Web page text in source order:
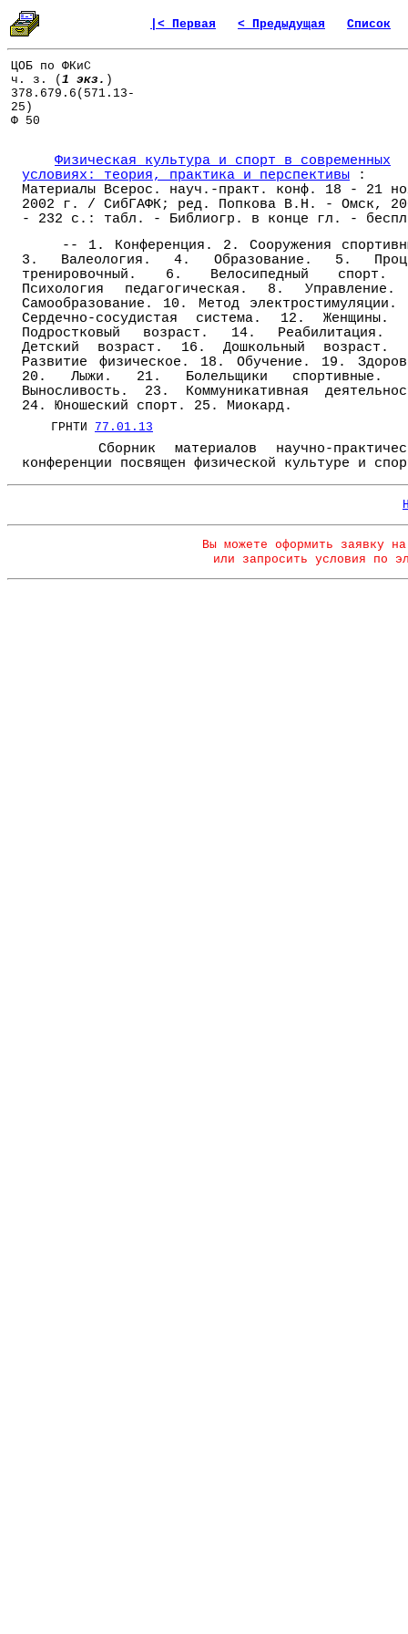
|< Первая < Предыдущая Список
ЦОБ по ФКиС
ч. з. ( 1 экз. )
378.679.6(571.13-
25)
Ф 50
Физическая культура и спорт в современных
условиях: теория, практика и перспективы :
Материалы Всерос. науч.-практ. конф. 18 - 21
2002 г. / СибГАФК; ред. Попкова В.Н. - Омск,
- 232 с.: табл. - Библиогр. в конце гл. -
-- 1. Конференция. 2. Сооружения
3. Валеология. 4. Образование. 5.
тренировочный. 6. Велосипедный
Психология педагогическая. 8.
Самообразование. 10. Метод электростимуляции.
Сердечно-сосудистая система. 12. Женщины.
Подростковый возраст. 14. Реабилитация.
Детский возраст. 16. Дошкольный возраст.
Развитие физическое. 18. Обучение. 19.
20. Лыжи. 21. Болельщики спортивные.
Выносливость. 23. Коммуникативная
24. Юношеский спорт. 25. Миокард.
ГРНТИ 77.01.13
Сборник материалов научно-
конференции посвящен физической культуре и
Вы можете оформить заявку
или запросить условия по